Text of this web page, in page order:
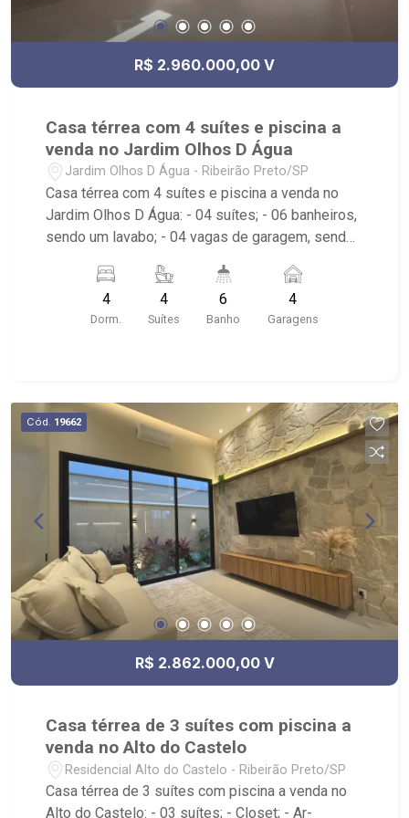
R$ 2.960.000,00 V
Casa térrea com 4 suítes e piscina a
venda no Jardim Olhos D Água
Jardim Olhos D Água - Ribeirão Preto/SP
Casa térrea com 4 suítes e piscina a venda no
Jardim Olhos D Água: - 04 suítes; - 06 banheiros,
sendo um lavabo; - 04 vagas de garagem, sendo
Serviço; - Churrasqueira; - Piscina; - Aquecimento
solar; - Condomínio com Portaria 24 horas; -
Localizado próximo ao Gelato Borelli, Parque
4
Dorm.
4
Suítes
6
Banho
4
Garagens
Cód. 19662
R$ 2.862.000,00 V
Casa térrea de 3 suítes com piscina a
venda no Alto do Castelo
Residencial Alto do Castelo - Ribeirão Preto/SP
Casa térrea de 3 suítes com piscina a venda no
Alto do Castelo: - 03 suítes; - Closet; - Ar-